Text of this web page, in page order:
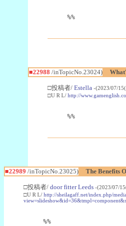
%%
■22988 /inTopicNo.23024)
□投稿者/ Estella -(2023/07/
□U R L/ http://
%%
■22989 /inTopicNo.23025) The Benefits
□投稿者/ door fitter Leeds -(2023/07/
□U R L/ http://sheilagaff.net/index.php/
%%